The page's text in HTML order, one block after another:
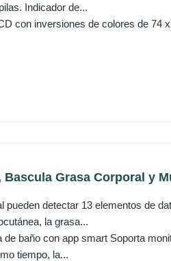
Indicador de...
con inversiones de colores de 74
Grasa Corporal y
pueden detectar 13 elementos de
la grasa...
baño con app smart Soporta
tiempo, la...